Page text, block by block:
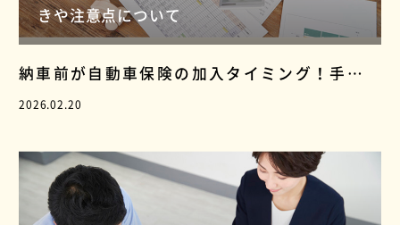
きや注意点について
納車前が自動車保険の加入タイミング！手続
きや注意点について
2026.02.20